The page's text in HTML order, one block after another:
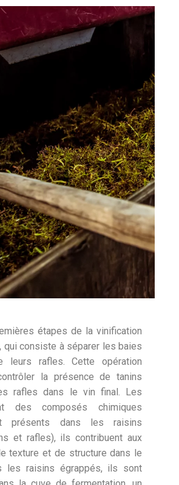
étapes de la vinification
qui consiste à séparer les baies
leurs rafles. Cette opération
la présence de tanins
rafles dans le vin final. Les
des composés chimiques
présents dans les raisins
et rafles), ils contribuent aux
texture et de structure dans le
les raisins égrappés, ils sont